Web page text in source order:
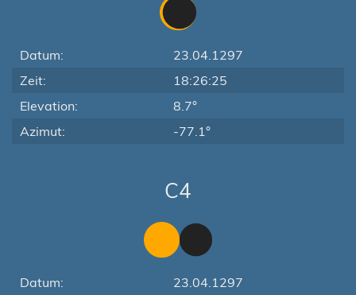
Datum:
23.04.1297
Zeit:
18:26:25
Elevation:
8.7°
Azimut:
-77.1°
C4
Datum:
23.04.1297